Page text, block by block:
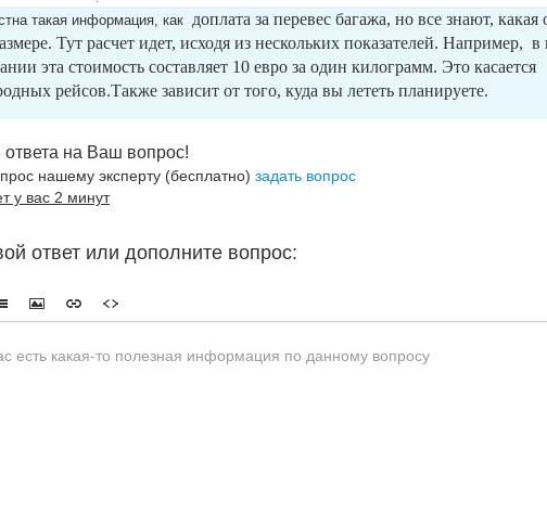
такая информация, как
доплата за перевес багажа, но все знают, какая
Тут расчет идет, исходя из нескольких показателей. Например,
эта стоимость составляет 10 евро за один килограмм. Это касается
рейсов.Также зависит от того, куда вы лететь планируете.
на Ваш вопрос!
нашему эксперту (бесплатно) задать вопрос
у вас 2 минут
ответ или дополните вопрос: